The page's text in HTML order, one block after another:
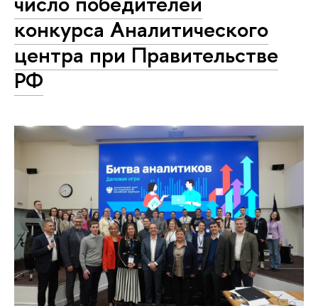
конкурса Аналитического
центра при Правительстве
РФ